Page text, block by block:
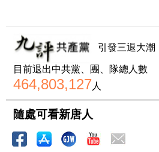
引發三退大潮
目前退出中共黨、團、隊總人數
464,803,127人
隨處可看新唐人